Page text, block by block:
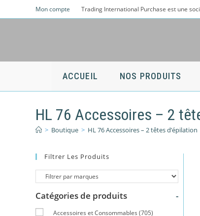
to
Mon compte Trading International Purchase est une
ACCUEIL NOS PRODUITS
HL 76 Accessoires – 2
> Boutique > HL 76 Accessoires – 2 têtes d’épilation
Filtrer Les Produits
Catégories de produits -
Accessoires et Consommables (705)